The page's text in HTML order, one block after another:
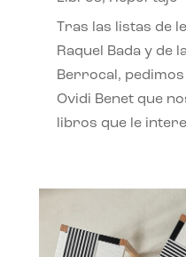
Tras las listas de
Raquel Bada y de
Berrocal,
Ovidi Benet que
libros que le